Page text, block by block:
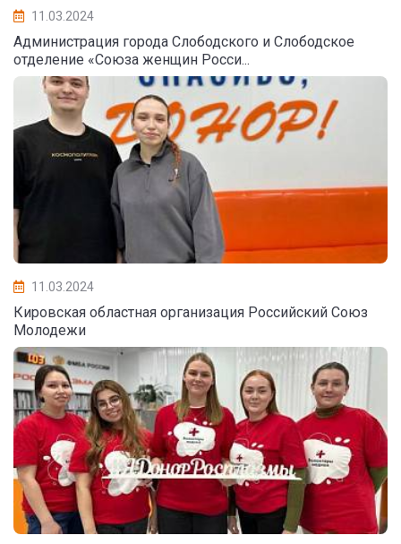
11.03.2024
Администрация города Слободского и Слободское
отделение «Союза женщин Росси...
11.03.2024
Кировская областная организация Российский Союз
Молодежи